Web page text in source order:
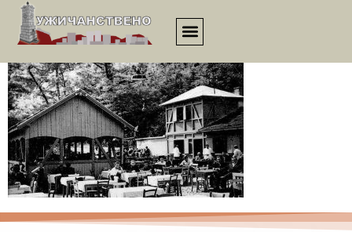
00101